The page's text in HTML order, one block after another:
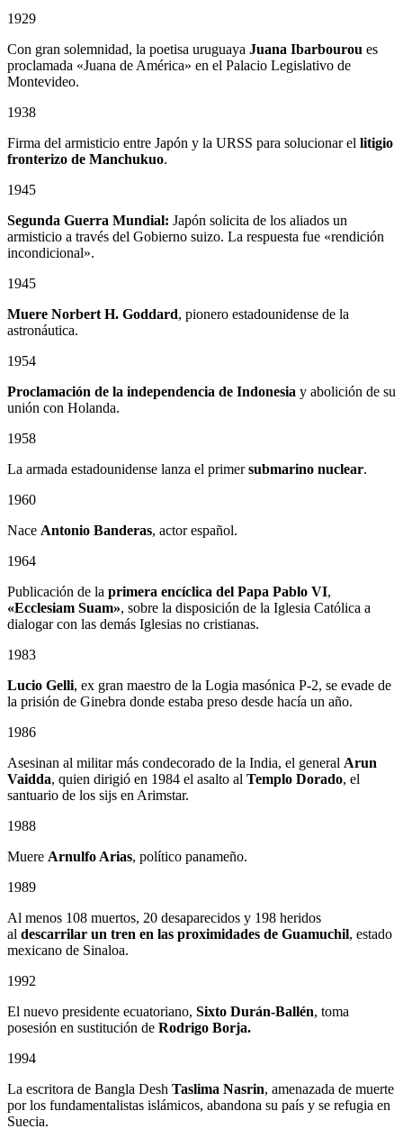
1929
Con gran solemnidad, la poetisa uruguaya Juana Ibarbourou es
proclamada «Juana de América» en el Palacio Legislativo de
Montevideo.
1938
Firma del armisticio entre Japón y la URSS para solucionar el litigio
fronterizo de Manchukuo.
1945
Segunda Guerra Mundial: Japón solicita de los aliados un
armisticio a través del Gobierno suizo. La respuesta fue «rendición
incondicional».
1945
Muere Norbert H. Goddard, pionero estadounidense de la
astronáutica.
1954
Proclamación de la independencia de Indonesia y abolición de su
unión con Holanda.
1958
La armada estadounidense lanza el primersubmarino nuclear.
1960
Nace Antonio Banderas, actor español.
1964
Publicación de la primera encíclica del Papa Pablo VI,
«Ecclesiam Suam», sobre la disposición de la Iglesia Católica a
dialogar con las demás Iglesias no cristianas.
1983
Lucio Gelli, ex gran maestro de la Logia masónica P-2, se evade de
la prisión de Ginebra donde estaba preso desde hacía un año.
1986
Asesinan al militar más condecorado de la India, el general Arun
Vaidda, quien dirigió en 1984 el asalto al Templo Dorado, el
santuario de los sijs en Arimstar.
1988
Muere Arnulfo Arias, político panameño.
1989
Al menos 108 muertos, 20 desaparecidos y 198 heridos
al descarrilar un tren en las proximidades de Guamuchil, estado
mexicano de Sinaloa.
1992
El nuevo presidente ecuatoriano, Sixto Durán-Ballén, toma
posesión en sustitución de Rodrigo Borja.
1994
La escritora de Bangla Desh Taslima Nasrin, amenazada de muerte
por los fundamentalistas islámicos, abandona su país y se refugia en
Suecia.